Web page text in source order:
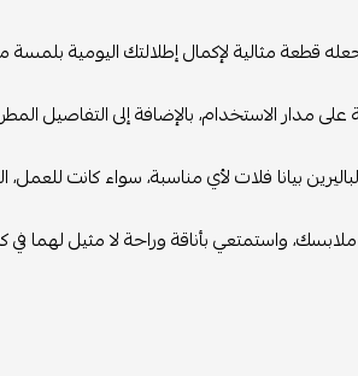
قطعة مثالية لإكمال إطلالتك اليومية بلمسة من
مدار الاستخدام، بالإضافة إلى التفاصيل
بيانا فلات لأي مناسبة، سواء كانت للعمل،
ملابسك، واستمتعي بأناقة وراحة لا مثيل لهما